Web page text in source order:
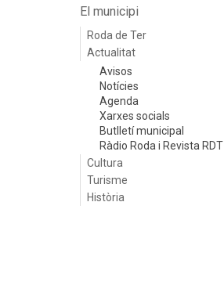
El municipi
Roda de Ter
Actualitat
Avisos
Notícies
Agenda
Xarxes socials
Butlletí municipal
Ràdio Roda i Revista RDT
Cultura
Turisme
Història